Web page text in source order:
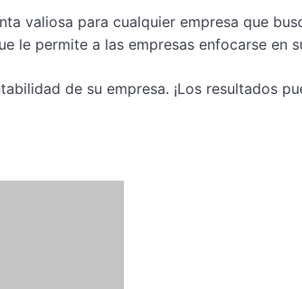
valiosa para cualquier empresa que
le permite a las empresas enfocarse en
de su empresa. ¡Los resultados